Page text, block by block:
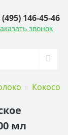
(495) 146-45-46
звонок
мл